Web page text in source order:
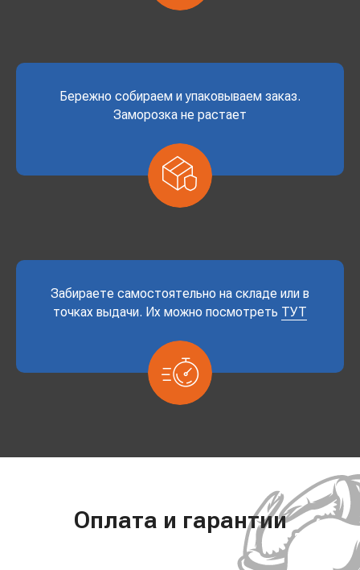
Бережно собираем и упаковываем заказ.
Заморозка не растает
Забираете самостоятельно на складе или в
точках выдачи. Их можно посмотреть ТУТ
Оплата и гарантии